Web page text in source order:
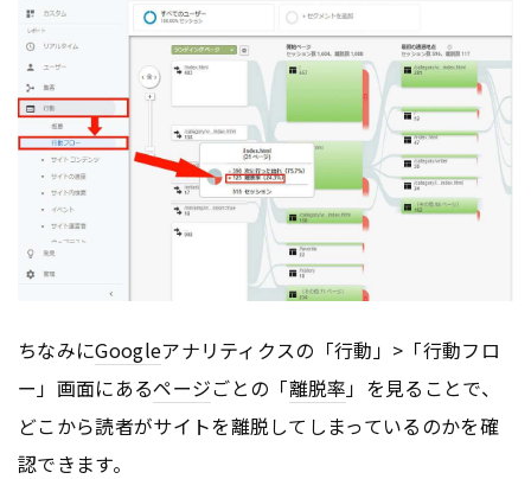
ちなみにGoogleアナリティクスの「行動」>「行動フロ
ー」画面にあるページごとの「離脱率」を見ることで、
どこから読者がサイトを離脱してしまっているのかを確
認できます。